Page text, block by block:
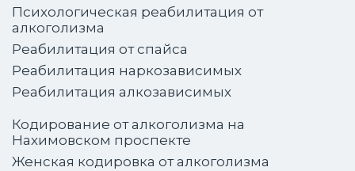
Психологическая реабилитация от
алкоголизма
Реабилитация от спайса
Реабилитация наркозависимых
Реабилитация алкозависимых
Кодирование от алкоголизма на
Нахимовском проспекте
Женская кодировка от алкоголизма